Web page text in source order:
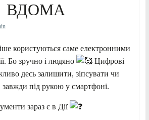
ВДОМА
користуються саме електронними
Бо зручно і людяно
Цифрові
десь залишити, зіпсувати чи
під рукою у смартфоні.
зараз є в Дії